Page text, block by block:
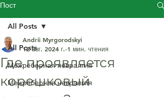
Пост
All Posts
Межрёберная невралгия
Межрёберная невралгия
All Posts
Где проявляется
корешковый
Andrii Myrgorodskyi
12 авг. 2024 г. 1 мин. чтения